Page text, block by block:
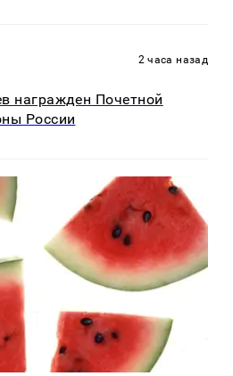
2 часа назад
награжден Почетной
России